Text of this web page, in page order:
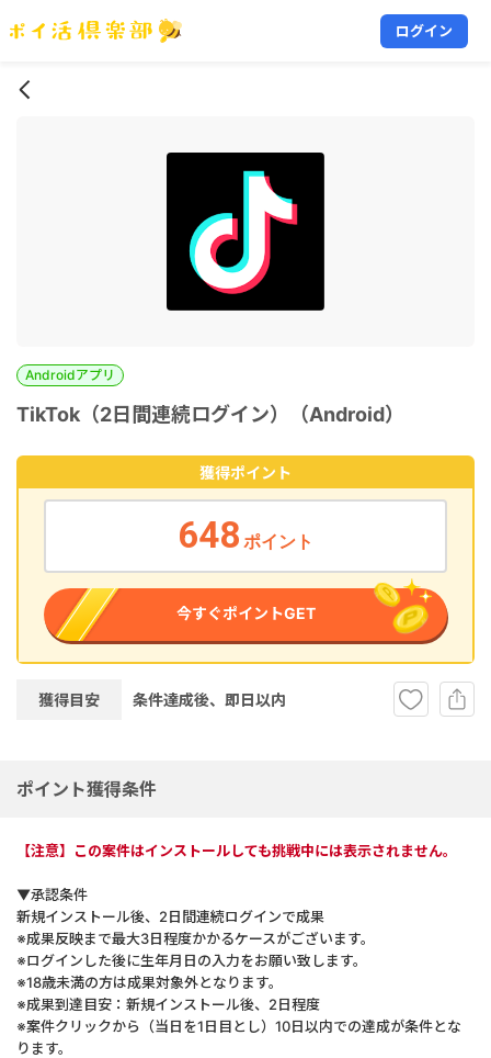
ログイン
Androidアプリ
TikTok（2日間連続ログイン）（Android）
獲得ポイント
648 ポイント
今すぐポイントGET
獲得目安 条件達成後、即日以内
ポイント獲得条件
【注意】この案件はインストールしても挑戦中には表示されません。
▼承認条件
新規インストール後、2日間連続ログインで成果
※成果反映まで最大3日程度かかるケースがございます。
※ログインした後に生年月日の入力をお願い致します。
※18歳未満の方は成果対象外となります。
※成果到達目安：新規インストール後、2日程度
※案件クリックから（当日を1日目とし）10日以内での達成が条件とな
ります。